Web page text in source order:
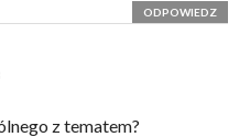
ODPOWIEDZ
z tematem?